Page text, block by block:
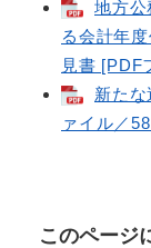
地方公
る会計年
見書 [PDF
新た
ァイル／
このページ